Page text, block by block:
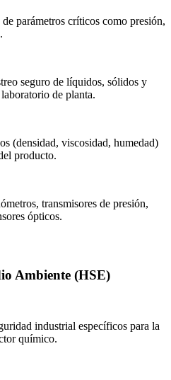
parámetros críticos como presión,
seguro de líquidos, sólidos y
de planta.
(densidad, viscosidad, humedad)
producto.
transmisores de presión,
ópticos.
Ambiente (HSE)
industrial específicos para la
químico.